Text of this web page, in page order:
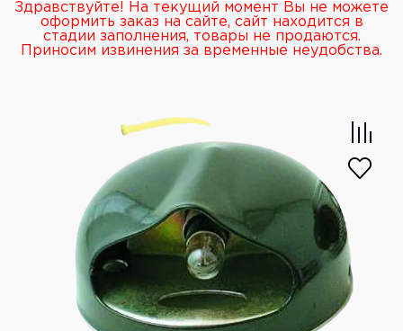
Здравствуйте! На текущий момент Вы не можете
оформить заказ на сайте, сайт находится в
стадии заполнения, товары не продаются.
Приносим извинения за временные неудобства.